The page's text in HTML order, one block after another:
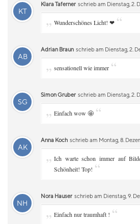
KT
Klara Taferner schrieb am Dienstag, 2.
„ Wunderschönes Licht! ❤ “
AB
Adrian Braun schrieb am Dienstag, 2.
„ sensationell wie immer “
SG
Simon Gruber schrieb am Dienstag, 2.
„ Einfach wow 🤩 “
AK
Anna Koch schrieb am Montag, 8.
„ Ich warte schon immer auf
Schönheit! Top! “
NH
Nora Hauser schrieb am Dienstag, 9.
„ Einfach nur traumhaft ! “